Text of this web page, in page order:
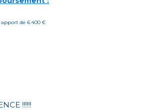
de 6 400 €
!!!!!!